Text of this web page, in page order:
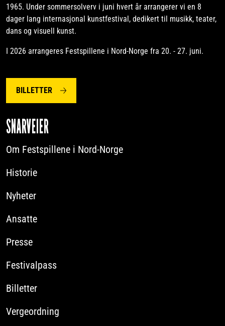
1965. Under sommersolverv i juni hvert år arrangerer vi en 8
dager lang internasjonal kunstfestival, dedikert til musikk, teater,
dans og visuell kunst.
I 2026 arrangeres Festspillene i Nord-Norge fra 20. - 27. juni.
BILLETTER
SNARVEIER
Om Festspillene i Nord-Norge
Historie
Nyheter
Ansatte
Presse
Festivalpass
Billetter
Vergeordning